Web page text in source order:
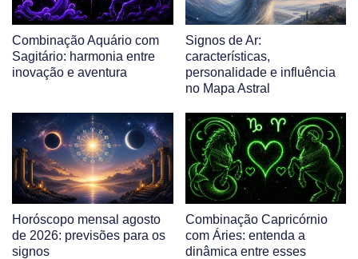
Combinação Aquário com
Sagitário: harmonia entre
inovação e aventura
Signos de Ar:
características,
personalidade e influência
no Mapa Astral
Horóscopo mensal agosto
de 2026: previsões para os
signos
Combinação Capricórnio
com Áries: entenda a
dinâmica entre esses